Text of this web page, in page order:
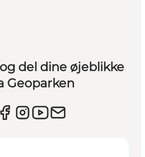
del dine øjeblikke
Geoparken